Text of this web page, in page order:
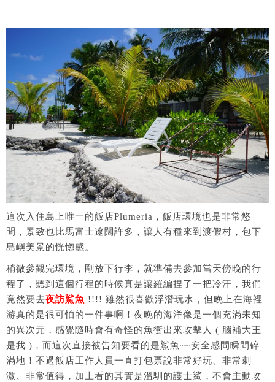
這次入住島上唯一的飯店Plumeria，飯店環境也是非常悠
閒，景致也比馬富士遼闊許多，讓人有種來到渡假村，包下
島嶼美景的恍惚感。
稍微參觀完環境，剛放下行李，就準備去參加當天傍晚的行
程了，聽到這個行程的時候真是讓羅編捏了一把冷汗，我們
竟然要去夜訪鯊魚 !!!! 雖然很喜歡浮潛玩水，但晚上在海裡
游真的是很可怕的一件事啊 ! 夜晚的海洋像是一個充滿未知
的異次元，感覺隨時會有奇怪的魚衝出來攻擊人 ( 腦補大王
是我 )，而這次直接被告知要看的是鯊魚~~安全感間瞬間碎
滿地 ! 不過飯店工作人員一直打包票說非常好玩、非常刺
激、非常值得，加上看的其實是溫馴的護士鯊，不會主動攻